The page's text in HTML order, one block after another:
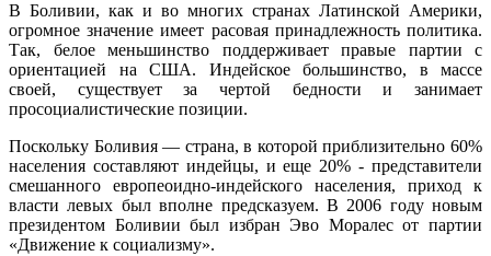
В Боливии, как и во многих странах Латинской Америки,
огромное значение имеет расовая принадлежность политика.
Так, белое меньшинство поддерживает правые партии с
ориентацией на США. Индейское большинство, в массе
своей, существует за чертой бедности и занимает
просоциалистические позиции.
Поскольку Боливия — страна, в которой приблизительно 60%
населения составляют индейцы, и еще 20% - представители
смешанного европеоидно-индейского населения, приход к
власти левых был вполне предсказуем. В 2006 году новым
президентом Боливии был избран Эво Моралес от партии
«Движение к социализму».